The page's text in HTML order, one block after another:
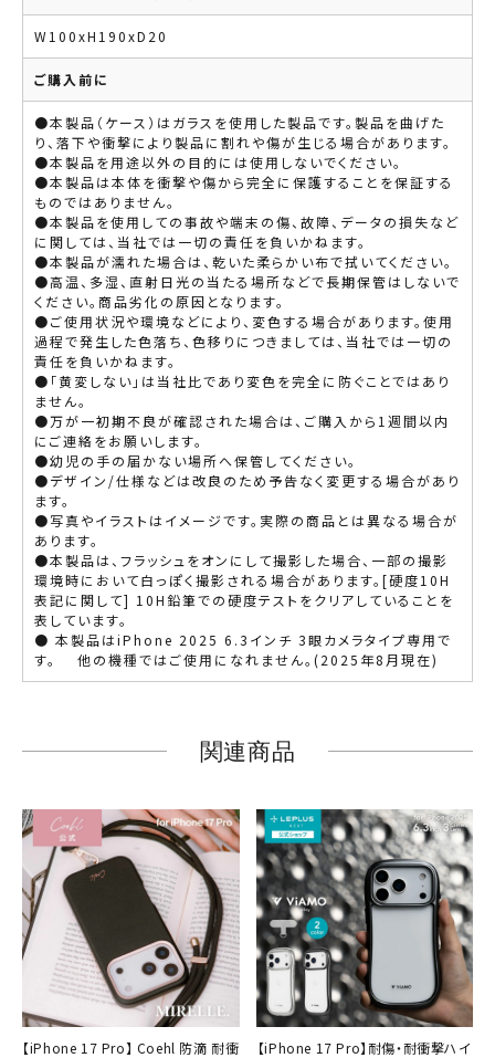
W100xH190xD20
ご購入前に
●本製品（ケース）はガラスを使用した製品です。製品を曲げた
り、落下や衝撃により製品に割れや傷が生じる場合があります。
●本製品を用途以外の目的には使用しないでください。
●本製品は本体を衝撃や傷から完全に保護することを保証する
ものではありません。
●本製品を使用しての事故や端末の傷、故障、データの損失など
に関しては、当社では一切の責任を負いかねます。
●本製品が濡れた場合は、乾いた柔らかい布で拭いてください。
●高温、多湿、直射日光の当たる場所などで長期保管はしないで
ください。商品劣化の原因となります。
●ご使用状況や環境などにより、変色する場合があります。使用
過程で発生した色落ち、色移りにつきましては、当社では一切の
責任を負いかねます。
●「黄変しない」は当社比であり変色を完全に防ぐことではあり
ません。
●万が一初期不良が確認された場合は、ご購入から1週間以内
にご連絡をお願いします。
●幼児の手の届かない場所へ保管してください。
●デザイン/仕様などは改良のため予告なく変更する場合があり
ます。
●写真やイラストはイメージです。実際の商品とは異なる場合が
あります。
●本製品は、フラッシュをオンにして撮影した場合、一部の撮影
環境時において白っぽく撮影される場合があります。[硬度10H
表記に関して] 10H鉛筆での硬度テストをクリアしていることを
表しています。
● 本製品はiPhone 2025 6.3インチ 3眼カメラタイプ専用で
す。 他の機種ではご使用になれません。(2025年8月現在)
関連商品
【iPhone 17 Pro】 Coehl 防滴 耐衝
【iPhone 17 Pro】耐傷・耐衝撃ハイ